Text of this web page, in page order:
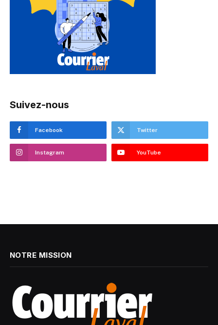
Suivez-nous
Facebook Twitter
Instagram YouTube
NOTRE MISSION